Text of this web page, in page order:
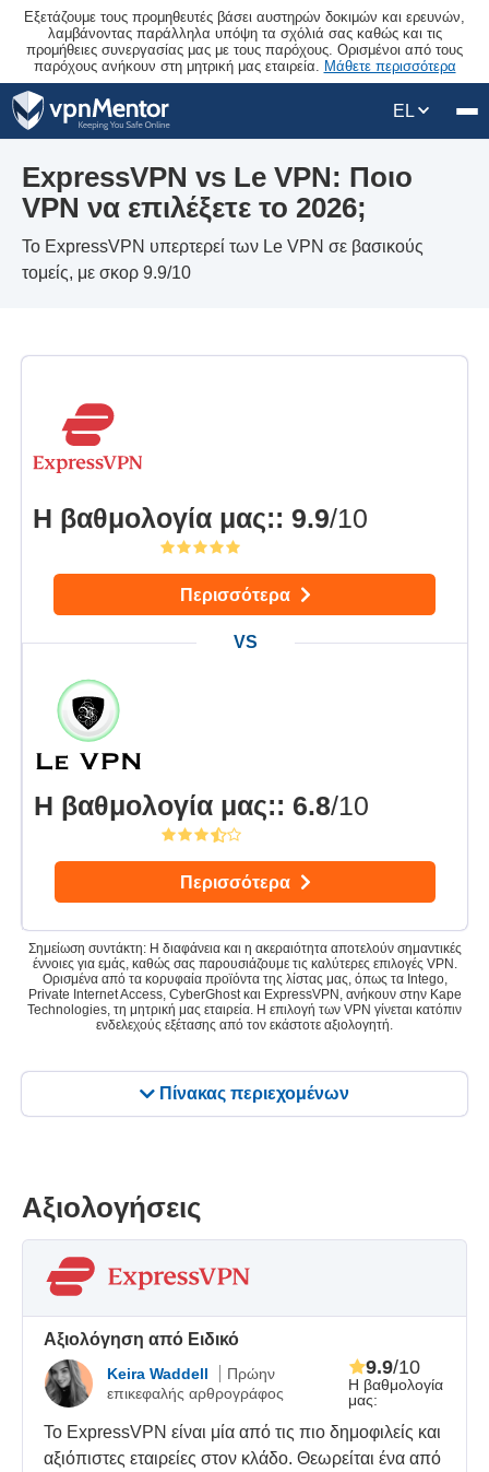
Εξετάζουμε τους προμηθευτές βάσει αυστηρών δοκιμών και ερευνών,
λαμβάνοντας παράλληλα υπόψη τα σχόλιά σας καθώς και τις
προμήθειες συνεργασίας μας με τους παρόχους. Ορισμένοι από τους
παρόχους ανήκουν στη μητρική μας εταιρεία. Μάθετε περισσότερα
EL
ExpressVPN vs Le VPN: Ποιο
VPN να επιλέξετε το 2026;
Το ExpressVPN υπερτερεί των Le VPN σε βασικούς
τομείς, με σκορ 9.9/10
Πίνακας περιεχομένων
Η βαθμολογία μας:: 9.9/10
Περισσότερα
Η βαθμολογία μας:: 6.8/10
Περισσότερα
Σημείωση συντάκτη: Η διαφάνεια και η ακεραιότητα αποτελούν σημαντικές
έννοιες για εμάς, καθώς σας παρουσιάζουμε τις καλύτερες επιλογές VPN.
Ορισμένα από τα κορυφαία προϊόντα της λίστας μας, όπως τα Intego,
Private Internet Access, CyberGhost και ExpressVPN, ανήκουν στην Kape
Technologies, τη μητρική μας εταιρεία. Η επιλογή των VPN γίνεται κατόπιν
ενδελεχούς εξέτασης από τον εκάστοτε αξιολογητή.
Αξιολογήσεις
Αξιολόγηση από Ειδικό
Keira Waddell
Πρώην
επικεφαλής αρθρογράφος
Η βαθμολογία
μας:
9.9/10
Το ExpressVPN είναι μία από τις πιο δημοφιλείς και
αξιόπιστες εταιρείες στον κλάδο. Θεωρείται ένα από